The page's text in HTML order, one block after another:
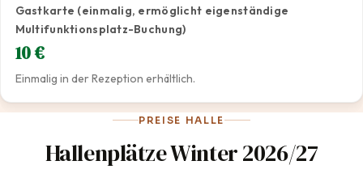
Gastkarte (einmalig, ermöglicht eigenständige
Multifunktionsplatz-Buchung)
10 €
Einmalig in der Rezeption erhältlich.
PREISE HALLE
Hallenplätze Winter 2026/27